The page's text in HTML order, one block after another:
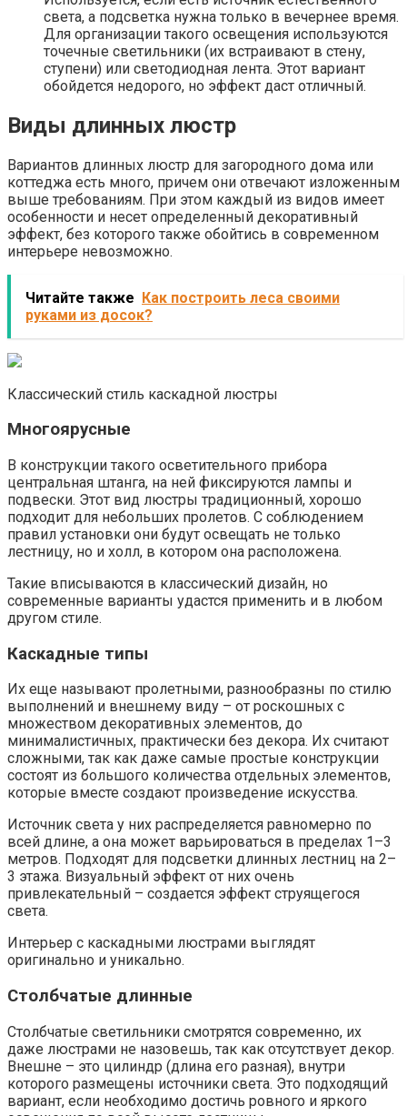
света, а подсветка нужна только в вечернее время.
Для организации такого освещения используются
точечные светильники (их встраивают в стену,
ступени) или светодиодная лента. Этот вариант
обойдется недорого, но эффект даст отличный.
Виды длинных люстр
Вариантов длинных люстр для загородного дома или
коттеджа есть много, причем они отвечают изложенным
выше требованиям. При этом каждый из видов имеет
особенности и несет определенный декоративный
эффект, без которого также обойтись в современном
интерьере невозможно.
Читайте также Как построить леса своими
руками из досок?
Классический стиль каскадной люстры
Многоярусные
В конструкции такого осветительного прибора
центральная штанга, на ней фиксируются лампы и
подвески. Этот вид люстры традиционный, хорошо
подходит для небольших пролетов. С соблюдением
правил установки они будут освещать не только
лестницу, но и холл, в котором она расположена.
Такие вписываются в классический дизайн, но
современные варианты удастся применить и в любом
другом стиле.
Каскадные типы
Их еще называют пролетными, разнообразны по стилю
выполнений и внешнему виду – от роскошных с
множеством декоративных элементов, до
минималистичных, практически без декора. Их считают
сложными, так как даже самые простые конструкции
состоят из большого количества отдельных элементов,
которые вместе создают произведение искусства.
Источник света у них распределяется равномерно по
всей длине, а она может варьироваться в пределах 1–3
метров. Подходят для подсветки длинных лестниц на 2–
3 этажа. Визуальный эффект от них очень
привлекательный – создается эффект струящегося
света.
Интерьер с каскадными люстрами выглядят
оригинально и уникально.
Столбчатые длинные
Столбчатые светильники смотрятся современно, их
даже люстрами не назовешь, так как отсутствует декор.
Внешне – это цилиндр (длина его разная), внутри
которого размещены источники света. Это подходящий
вариант, если необходимо достичь ровного и яркого